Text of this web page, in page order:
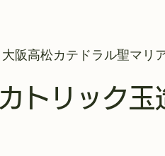
大阪高松カテドラル聖マリ
カトリック玉